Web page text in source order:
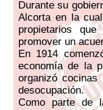
Durante su
Alcorta en la
propietarios
promover un
En 1914
economía de la
organizó
desocupación.
Como parte de